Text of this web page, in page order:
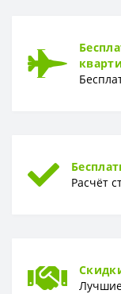
ФОРМА
Расчёт